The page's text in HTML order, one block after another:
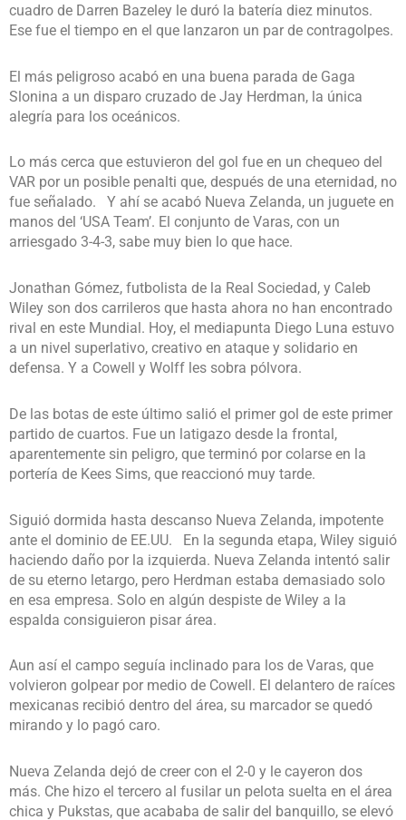
cuadro de Darren Bazeley le duró la batería diez minutos.
Ese fue el tiempo en el que lanzaron un par de contragolpes.
El más peligroso acabó en una buena parada de Gaga
Slonina a un disparo cruzado de Jay Herdman, la única
alegría para los oceánicos.
Lo más cerca que estuvieron del gol fue en un chequeo del
VAR por un posible penalti que, después de una eternidad, no
fue señalado. Y ahí se acabó Nueva Zelanda, un juguete en
manos del ‘USA Team’. El conjunto de Varas, con un
arriesgado 3-4-3, sabe muy bien lo que hace.
Jonathan Gómez, futbolista de la Real Sociedad, y Caleb
Wiley son dos carrileros que hasta ahora no han encontrado
rival en este Mundial. Hoy, el mediapunta Diego Luna estuvo
a un nivel superlativo, creativo en ataque y solidario en
defensa. Y a Cowell y Wolff les sobra pólvora.
De las botas de este último salió el primer gol de este primer
partido de cuartos. Fue un latigazo desde la frontal,
aparentemente sin peligro, que terminó por colarse en la
portería de Kees Sims, que reaccionó muy tarde.
Siguió dormida hasta descanso Nueva Zelanda, impotente
ante el dominio de EE.UU. En la segunda etapa, Wiley siguió
haciendo daño por la izquierda. Nueva Zelanda intentó salir
de su eterno letargo, pero Herdman estaba demasiado solo
en esa empresa. Solo en algún despiste de Wiley a la
espalda consiguieron pisar área.
Aun así el campo seguía inclinado para los de Varas, que
volvieron golpear por medio de Cowell. El delantero de raíces
mexicanas recibió dentro del área, su marcador se quedó
mirando y lo pagó caro.
Nueva Zelanda dejó de creer con el 2-0 y le cayeron dos
más. Che hizo el tercero al fusilar un pelota suelta en el área
chica y Pukstas, que acababa de salir del banquillo, se elevó